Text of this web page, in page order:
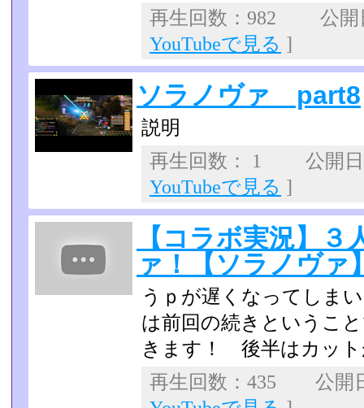
再生回数：982 公
YouTubeで見る ]
ソラノヴァ part8
説明
再生回数： 1 公開
YouTubeで見る ]
【コラボ実況】
ァ！【ソラノヴァ
うｐが遅くなってしま
は前回の続きというこ
きます！ 後半はカッ
再生回数：435 公